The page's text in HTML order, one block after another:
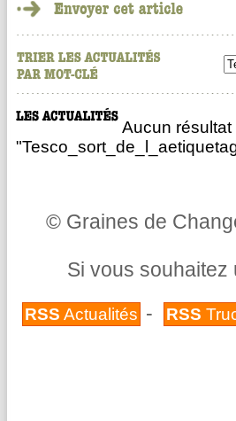
Aucun résultat
© Graines de
Si vous
RSS Actualités - RSS